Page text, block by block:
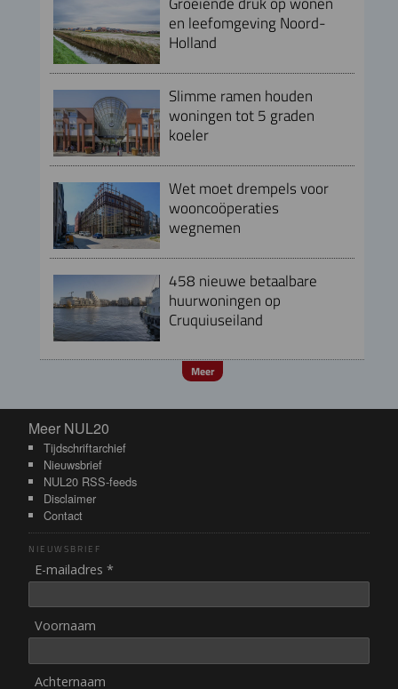
en leefomgeving Noord-
Holland
Slimme ramen houden
woningen tot 5 graden
koeler
Wet moet drempels voor
wooncoöperaties
wegnemen
458 nieuwe betaalbare
huurwoningen op
Cruquiuseiland
Meer
Meer NUL20
Meer NUL20
Tijdschriftarchief
Nieuwsbrief
NUL20 RSS-feeds
Disclaimer
Contact
NIEUWSBRIEF
E-mailadres *
Voornaam
Achternaam